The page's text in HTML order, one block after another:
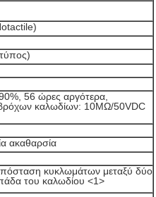
56 ώρες αργότερα,
καλωδίων: 10MΩ/50VDC
ακαθαρσία
κυκλωμάτων μεταξύ δύο
του καλωδίου <1>